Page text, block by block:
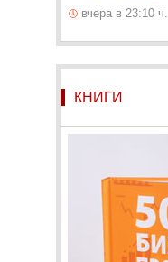
вчера в 23:10 ч.
КНИГИ